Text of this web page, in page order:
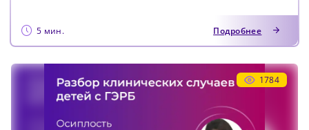
5 мин. Подробнее
1784